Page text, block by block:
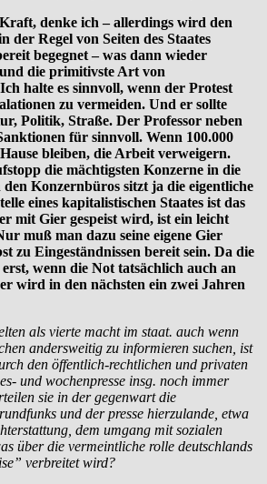
denke ich – allerdings wird den
der Regel von Seiten des Staates
begegnet – was dann wieder
die primitivste Art von
halte es sinnvoll, wenn der Protest
zu vermeiden. Und er sollte
Politik, Straße. Der Professor neben
für sinnvoll. Wenn 100.000
bleiben, die Arbeit verweigern.
die mächtigsten Konzerne in die
Konzernbüros sitzt ja die eigentliche
eines kapitalistischen Staates ist das
mit Gier gespeist wird, ist ein leicht
muß man dazu seine eigene Gier
zu Eingeständnissen bereit sein. Da die
wenn die Not tatsächlich auch an
wird in den nächsten ein zwei Jahren
als vierte macht im staat. auch wenn
andersweitig zu informieren suchen, ist
den öffentlich-rechtlichen und privaten
und wochenpresse insg. noch immer
sie in der gegenwart die
und der presse hierzulande, etwa
dem umgang mit sozialen
über die vermeintliche rolle deutschlands
verbreitet wird?